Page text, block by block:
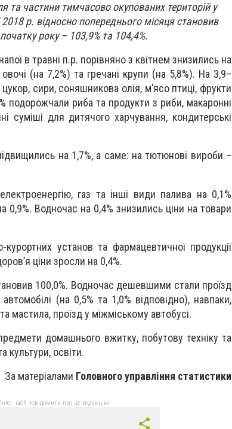
та частини тимчасово окупованих територій у
р. відносно попереднього місяця становив
року – 103,9% та 104,4%.
в травні п.р. порівняно з квітнем знизились на
(на 7,2%) та гречані крупи (на 5,8%). На 3,9–
сири, соняшникова олія, м’ясо птиці, фрукти
подорожчали риба та продукти з риби, макаронні
суміші для дитячого харчування, кондитерські
на 1,7%, а саме: на тютюнові вироби –
газ та інші види палива на 0,1%
Водночас на 0,4% знизились ціни на товари
установ та фармацевтичної продукції
ціни зросли на 0,4%.
100,0%. Водночас дешевшими стали проїзд
(на 0,5% та 1,0% відповідно), навпаки,
мастила, проїзд у міжміському автобусі.
домашнього вжитку, побутову техніку та
культури, освіти.
За матеріалами Головного управління статистики
щоб повідомити про це редакцію